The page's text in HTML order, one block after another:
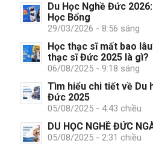
Du Học Nghề Đức
Học Bổng
29/03/2026 - 8:56 sáng
Học thạc sĩ mất bao
thạc sĩ Đức 2025 là gì?
06/08/2025 - 9:18 sáng
Tìm hiểu chi tiết về Du
Đức 2025
05/08/2025 - 4:43 chiều
DU HỌC NGHỀ ĐỨC
05/08/2025 - 2:31 chiều